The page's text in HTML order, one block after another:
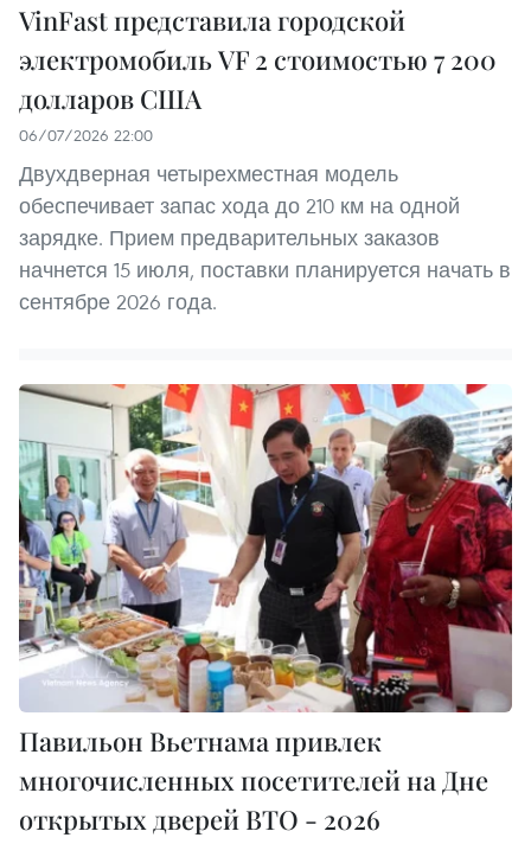
VinFast представила городской
электромобиль VF 2 стоимостью 7 200
долларов США
06/07/2026 22:00
Двухдверная четырехместная модель
обеспечивает запас хода до 210 км на одной
зарядке. Прием предварительных заказов
начнется 15 июля, поставки планируется начать в
сентябре 2026 года.
Павильон Вьетнама привлек
многочисленных посетителей на Дне
открытых дверей ВТО - 2026